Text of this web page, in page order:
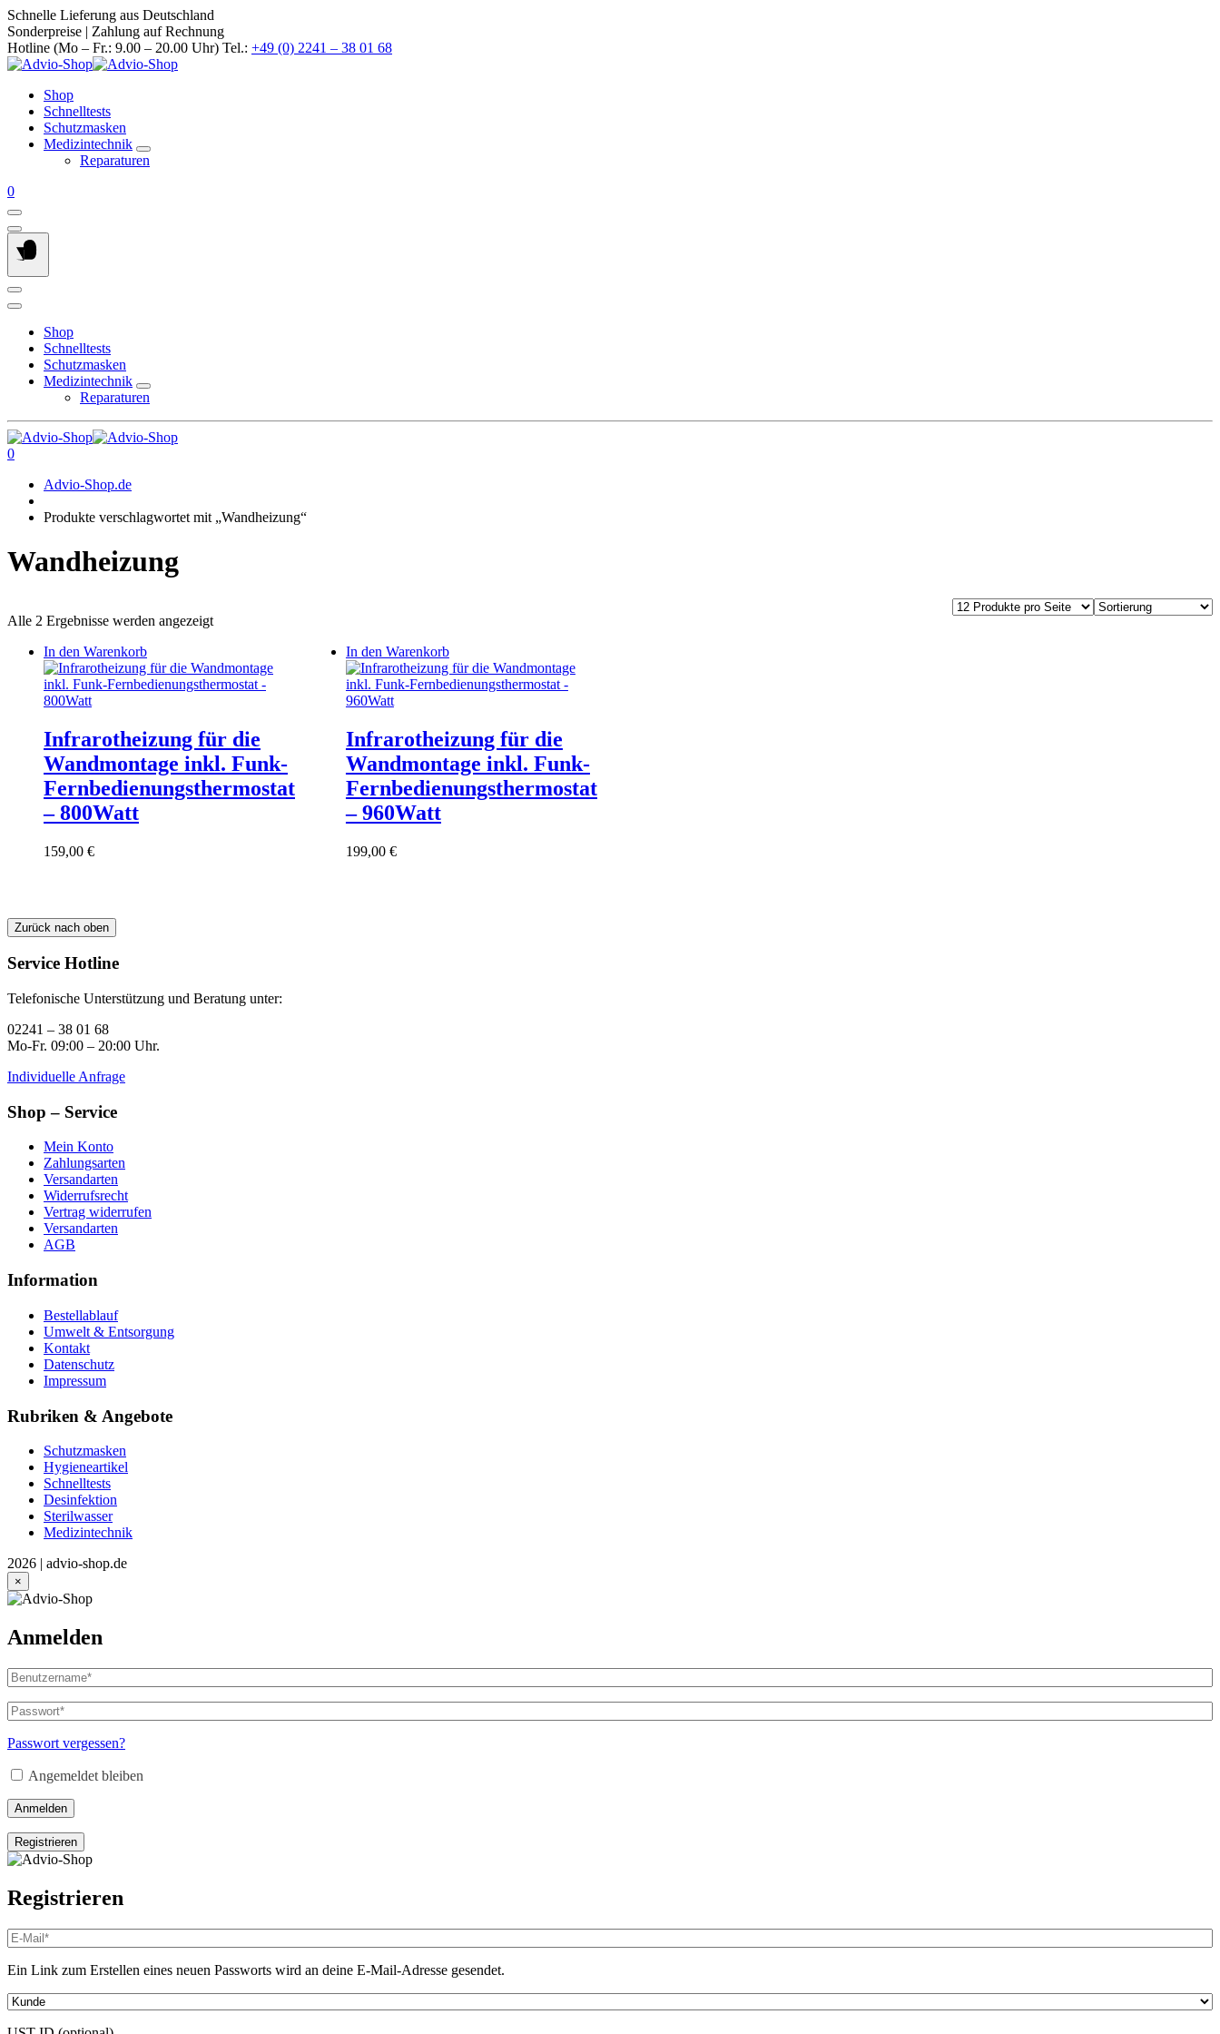
Springe
zum
Inhalt
Schnelle Lieferung aus Deutschland
Sonderpreise | Zahlung auf Rechnung
Hotline (Mo – Fr.: 9.00 – 20.00 Uhr) Tel.: +49 (0) 2241 – 38 01 68
Shop
Schnelltests
Schutzmasken
Medizintechnik
Reparaturen
0
Shop
Schnelltests
Schutzmasken
Medizintechnik
Reparaturen
0
Advio-Shop.de
Produkte verschlagwortet mit „Wandheizung“
Wandheizung
Alle 2 Ergebnisse werden angezeigt
In den Warenkorb
Infrarotheizung für die
Wandmontage inkl. Funk-
Fernbedienungsthermostat
– 800Watt
159,00 €
In den Warenkorb
Infrarotheizung für die
Wandmontage inkl. Funk-
Fernbedienungsthermostat
– 960Watt
199,00 €
Zurück nach oben
Service Hotline
Telefonische Unterstützung und Beratung unter:
02241 – 38 01 68
Mo-Fr. 09:00 – 20:00 Uhr.
Individuelle Anfrage
Shop – Service
Mein Konto
Zahlungsarten
Versandarten
Widerrufsrecht
Vertrag widerrufen
Versandarten
AGB
Information
Bestellablauf
Umwelt & Entsorgung
Kontakt
Datenschutz
Impressum
Rubriken & Angebote
Schutzmasken
Hygieneartikel
Schnelltests
Desinfektion
Sterilwasser
Medizintechnik
2026 | advio-shop.de
×
Anmelden
Benutzername
oder
E-
Mail-
Adresse*
Passwort*
Erforderlich
Passwort vergessen?
Angemeldet bleiben
Anmelden
Registrieren
Registrieren
E-
Mail-
Adresse*
Ein Link zum Erstellen eines neuen Passworts wird an deine E-Mail-Adresse gesendet.